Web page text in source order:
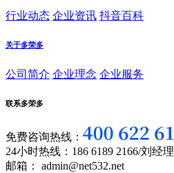
行业动态 企业资讯 抖音百科
关于多荣多
公司简介 企业理念 企业服务
联系多荣多
免费咨询热线：
24小时热线：186 6189 2166/刘经理
邮箱： admin@net532.net